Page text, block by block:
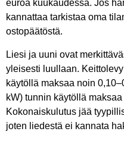
euroa kuukaudessa. Jos
kannattaa tarkistaa oma
ostopäätöstä.
Liesi ja uuni ovat
yleisesti luullaan.
käytöllä maksaa noin
kW) tunnin käytöllä
Kokonaiskulutus jää
joten liedestä ei kannata